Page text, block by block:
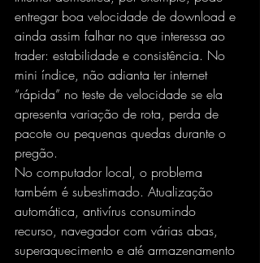
entregar boa velocidade de download e
ainda assim falhar no que interessa ao
trader: estabilidade e consistência. No
mini índice, não adianta ter internet
“rápida” no teste de velocidade se ela
apresenta variação de rota, perda de
pacote ou pequenas quedas durante o
pregão.
No computador local, o problema
também é subestimado. Atualização
automática, antivírus consumindo
recurso, navegador com várias abas,
superaquecimento e até armazenamento